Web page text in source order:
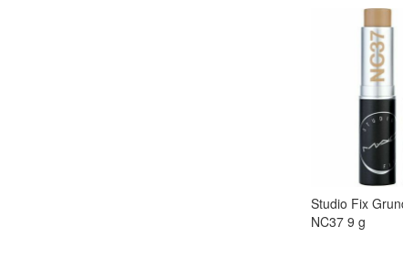
Studio Fix
NC37 9 g